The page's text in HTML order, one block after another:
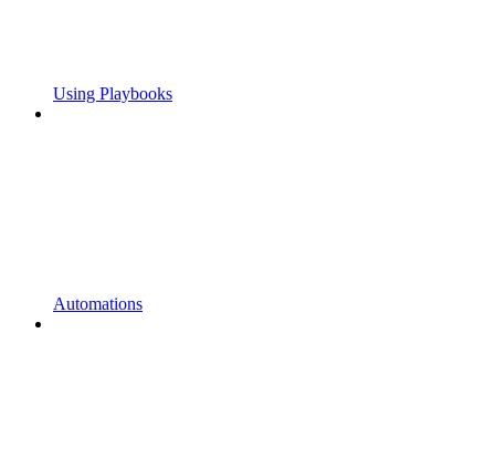
Using Playbooks
Automations